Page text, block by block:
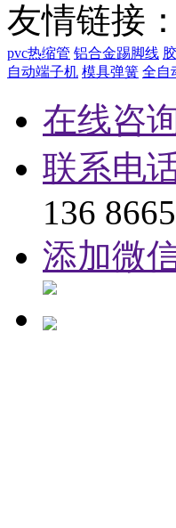
友情链接：
pvc热缩管 铝合金踢脚线
自动端子机 模具弹簧 全自
在线咨
联系电
136
添加微